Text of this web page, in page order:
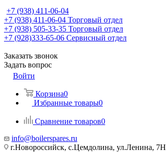
+7 (938) 411-06-04
+7 (938) 411-06-04 Торговый отдел
+7 (938) 505-33-35 Торговый отдел
+7 (928)333-65-06 Сервисный отдел
Заказать звонок
Задать вопрос
Войти
Корзина0
Избранные товары0
Сравнение товаров0
info@boilerspares.ru
г.Новороссийск, с.Цемдолина, ул.Ленина, 7Н